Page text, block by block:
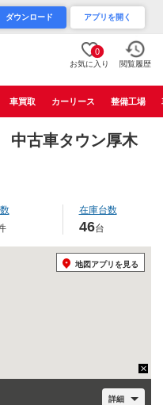
ダウンロード アプリを開く
0
お気に入り 閲覧履歴
車買取 カーリース 整備工場
中古車タウン厚木
在庫台数
46台
詳細
地図アプリを見る